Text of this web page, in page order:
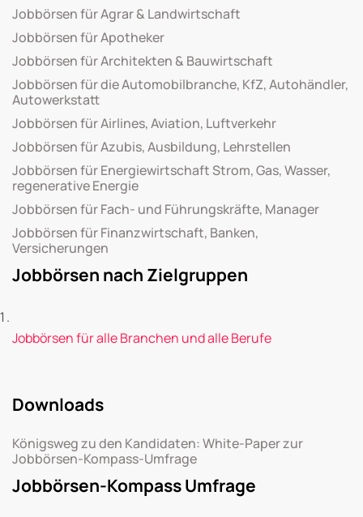
Jobbörsen für Agrar & Landwirtschaft
Jobbörsen für Apotheker
Jobbörsen für Architekten & Bauwirtschaft
Jobbörsen für die Automobilbranche, KfZ, Autohändler,
Autowerkstatt
Jobbörsen für Airlines, Aviation, Luftverkehr
Jobbörsen für Azubis, Ausbildung, Lehrstellen
Jobbörsen für Energiewirtschaft Strom, Gas, Wasser,
regenerative Energie
Jobbörsen für Fach- und Führungskräfte, Manager
Jobbörsen für Finanzwirtschaft, Banken,
Versicherungen
Jobbörsen nach Zielgruppen
Jobbörsen für alle Branchen und alle Berufe
Downloads
Königsweg zu den Kandidaten: White-Paper zur
Jobbörsen-Kompass-Umfrage
Jobbörsen-Kompass Umfrage